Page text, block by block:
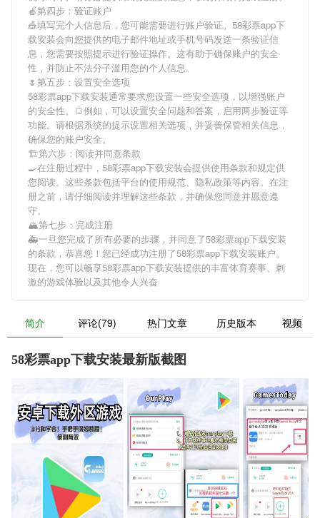
🍎第四步：验证账户
🎪填写完个人信息后，您可能需要进行账户验证。 58彩票app下
载安装会向您提供的电子邮件地址或手机号码发送一条验证信
息，您需要按照提示进行验证操作。这有助于确保账户的安全
性，并防止不法分子滥用您的个人信息。
🌷第五步：设置安全选项
58彩票app下载安装通常要求您设置一些安全选项，以增强账户
的安全性。🍞例如，可以设置安全问题和答案，启用两步验证等
功能。请根据系统的提示设置相关选项，并妥善保管相关信息，
确保您的账户安全。
🏗第六步：阅读并同意条款
🍳在注册过程中， 58彩票app下载安装会提供使用条款和规定供
您阅读。这些条款包括平台的使用规范、隐私政策等内容。在注
册之前，请仔细阅读并理解这些条款，并确保您同意并愿意遵
守。
🏔第七步：完成注册
🚑一旦您完成了所有必要的步骤，并同意了58彩票app下载安装
的条款，恭喜您！您已经成功注册了58彩票app下载安装账户。
现在，您可以畅享58彩票app下载安装提供的丰富体育赛事、刺
激的游戏体验以及其他令人兴奋
简介 评论(79) 热门文章 历史版本 视频
58彩票app下载安装最新版截图